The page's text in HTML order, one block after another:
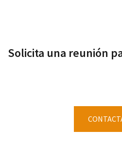
Solicita una reunión